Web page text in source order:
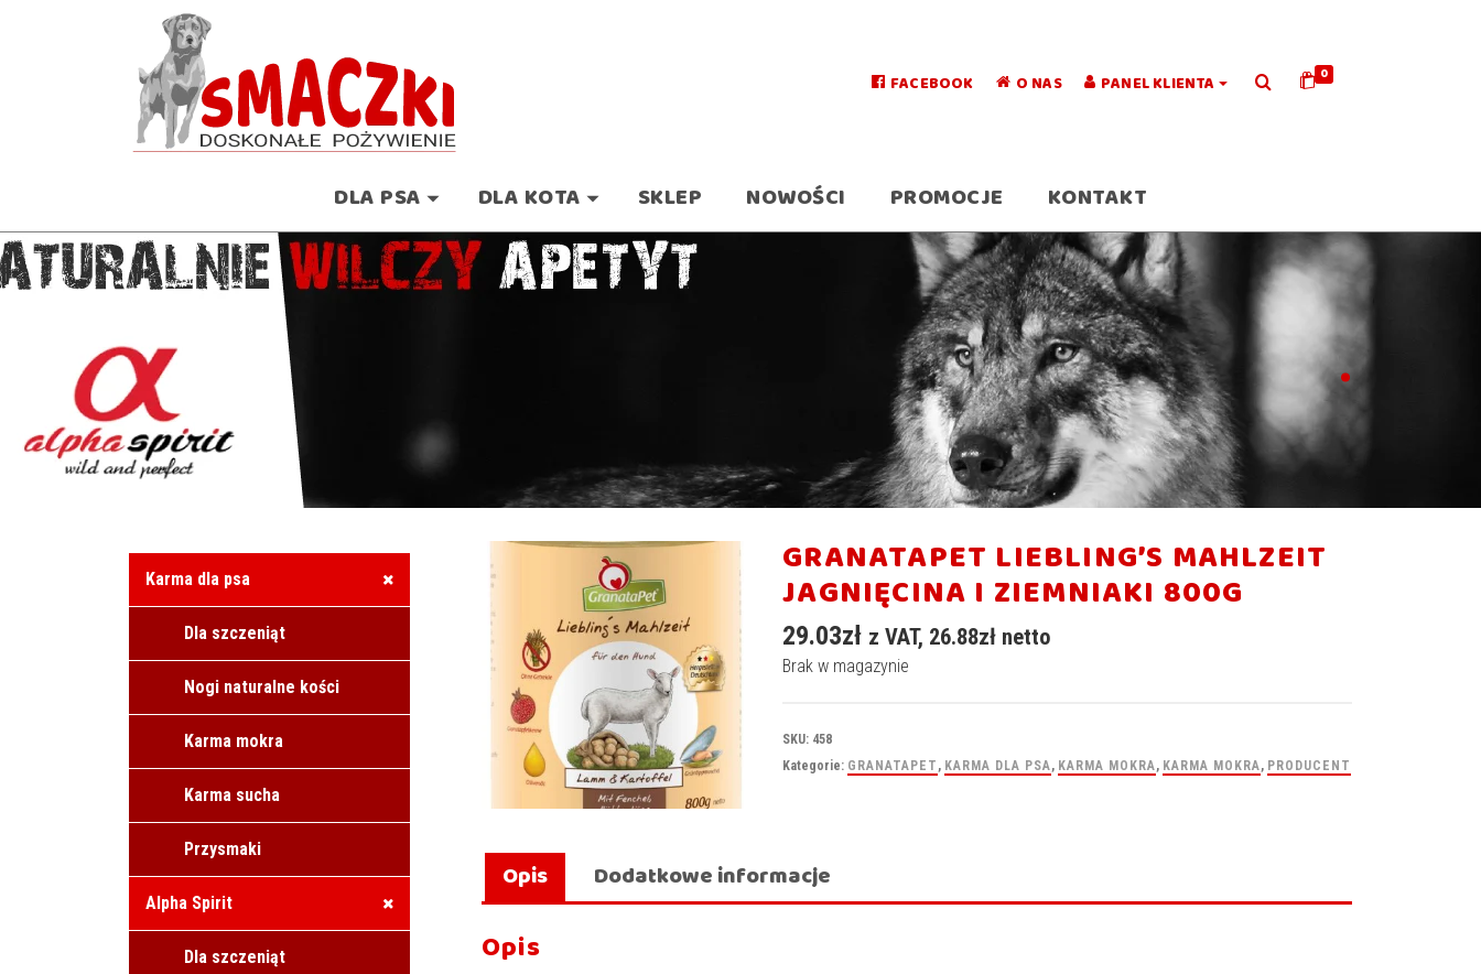
FACEBOOK O NAS PANEL KLIENTA 0
DLA PSA DLA KOTA SKLEP NOWOŚCI PROMOCJE KONTAKT
.
GRANATAPET LIEBLING’S MAHLZEIT
JAGNIĘCINA I ZIEMNIAKI 800G
29.03zł z VAT, 26.88zł netto
Brak w magazynie
SKU: 458
Kategorie: GRANATAPET , KARMA DLA PSA, KARMA MOKRA, KARMA MOKRA, PRODUCENT
Opis Dodatkowe informacje
Opis
Karma dla psa
Dla szczeniąt
Nogi naturalne kości
Karma mokra
Karma sucha
Przysmaki
Alpha Spirit
Dla szczeniąt